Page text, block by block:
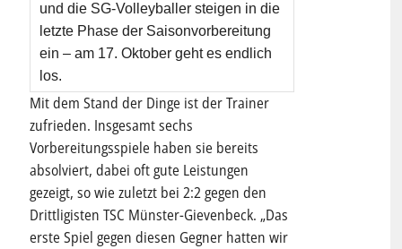
und die SG-Volleyballer steigen in die
letzte Phase der Saisonvorbereitung
ein – am 17. Oktober geht es endlich
los.
Mit dem Stand der Dinge ist der Trainer
zufrieden. Insgesamt sechs
Vorbereitungsspiele haben sie bereits
absolviert, dabei oft gute Leistungen
gezeigt, so wie zuletzt bei 2:2 gegen den
Drittligisten TSC Münster-Gievenbeck. „Das
erste Spiel gegen diesen Gegner hatten wir